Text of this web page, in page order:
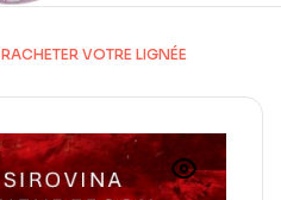
RACHETER VOTRE LIGNÉE